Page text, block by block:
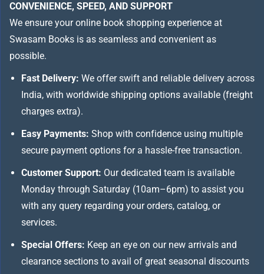
CONVENIENCE, SPEED, AND SUPPORT
We ensure your online book shopping experience at
Swasam Books is as seamless and convenient as
possible.
Fast Delivery: We offer swift and reliable delivery across
India, with worldwide shipping options available (freight
charges extra).
Easy Payments: Shop with confidence using multiple
secure payment options for a hassle-free transaction.
Customer Support: Our dedicated team is available
Monday through Saturday (10am–6pm) to assist you
with any query regarding your orders, catalog, or
services.
Special Offers: Keep an eye on our new arrivals and
clearance sections to avail of great seasonal discounts